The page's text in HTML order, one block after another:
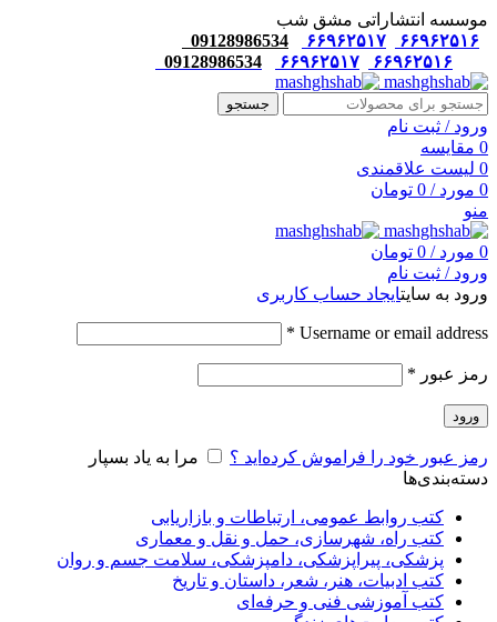
موسسه انتشاراتی مشق شب
۶۶۹۶۲۵۱۶
۶۶۹۶۲۵۱۷
09128986534
۶۶۹۶۲۵۱۶
۶۶۹۶۲۵۱۷ 09128986534
جستجو
ورود / ثبت نام
0 مقایسه
0 لیست علاقمندی
0 مورد /
0 تومان
منو
0 مورد /
0 تومان
ورود / ثبت نام
ورود به سایتایجاد حساب کاربری
Username or email address
*
رمز عبور *
ورود
رمز عبور خود را فراموش کرده‌اید ؟
مرا به یاد بسپار
دسته‌بندی‌ها
کتب روابط عمومی، ارتباطات و بازاریابی
کتب راه، شهرسازی، حمل و نقل و معماری
پزشکی، پیراپزشکی، دامپزشکی، سلامت جسم و روان
کتب ادبیات، هنر، شعر، داستان و تاریخ
کتب آموزشی فنی و حرفه‌ای